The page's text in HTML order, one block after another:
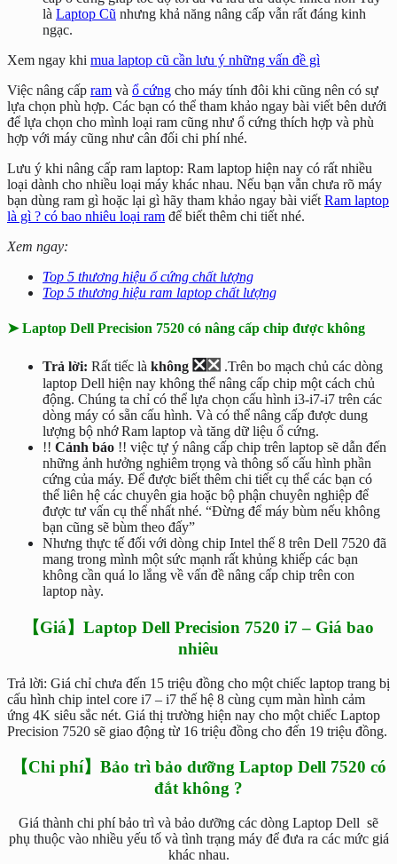
là Laptop Cũ nhưng khả năng nâng cấp vẫn rất đáng kinh
ngạc.
Xem ngay khi mua laptop cũ cần lưu ý những vấn đề gì
Việc nâng cấp ram và ổ cứng cho máy tính đôi khi cũng nên có sự
lựa chọn phù hợp. Các bạn có thể tham khảo ngay bài viết bên dưới
để lựa chọn cho mình loại ram cũng như ổ cứng thích hợp và phù
hợp với máy cũng như cân đối chi phí nhé.
Lưu ý khi nâng cấp ram laptop: Ram laptop hiện nay có rất nhiều
loại dành cho nhiều loại máy khác nhau. Nếu bạn vẫn chưa rõ máy
bạn dùng ram gì hoặc lại gì hãy tham khảo ngay bài viết Ram laptop
là gì ? có bao nhiêu loại ram để biết thêm chi tiết nhé.
Xem ngay:
Top 5 thương hiệu ổ cứng chất lượng
Top 5 thương hiệu ram laptop chất lượng
➤Laptop Dell Precision 7520 có nâng cấp chip được không
Trả lời: Rất tiếc là không ❎❎ .Trên bo mạch chủ các dòng
laptop Dell hiện nay không thể nâng cấp chip một cách chủ
động. Chúng ta chỉ có thể lựa chọn cấu hình i3-i7-i7 trên các
dòng máy có sẵn cấu hình. Và có thể nâng cấp được dung
lượng bộ nhớ Ram laptop và tăng dữ liệu ổ cứng.
!! Cảnh báo !! việc tự ý nâng cấp chip trên laptop sẽ dẫn đến
những ảnh hưởng nghiêm trọng và thông số cấu hình phần
cứng của máy. Để được biết thêm chi tiết cụ thể các bạn có
thể liên hệ các chuyên gia hoặc bộ phận chuyên nghiệp để
được tư vấn cụ thể nhất nhé. “Đừng để máy bùm nếu không
bạn cũng sẽ bùm theo đấy”
Nhưng thực tế đối với dòng chip Intel thế 8 trên Dell 7520 đã
mang trong mình một sức mạnh rất khủng khiếp các bạn
không cần quá lo lắng về vấn đề nâng cấp chip trên con
laptop này.
【Giá】Laptop Dell Precision 7520 i7 – Giá bao
nhiêu
Trả lời: Giá chỉ chưa đến 15 triệu đồng cho một chiếc laptop trang bị
cấu hình chip intel core i7 – i7 thế hệ 8 cùng cụm màn hình cảm
ứng 4K siêu sắc nét. Giá thị trường hiện nay cho một chiếc Laptop
Precision 7520 sẽ giao động từ 16 triệu đồng cho đến 19 triệu đồng.
【Chi phí】Bảo trì bảo dưỡng Laptop Dell 7520 có
đắt không ?
Giá thành chi phí bảo trì và bảo dưỡng các dòng Laptop Dell sẽ
phụ thuộc vào nhiều yếu tố và tình trạng máy để đưa ra các mức giá
khác nhau.